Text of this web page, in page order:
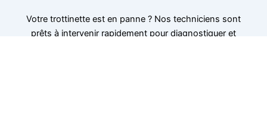
Votre trottinette est en panne ? Nos techniciens sont
prêts à intervenir rapidement pour diagnostiquer et